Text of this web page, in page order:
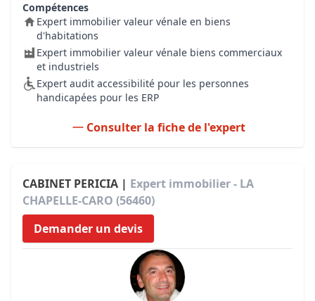
Compétences
Expert immobilier valeur vénale en biens
d'habitations
Expert immobilier valeur vénale biens commerciaux
et industriels
Expert audit accessibilité pour les personnes
handicapées pour les ERP
Consulter la fiche de l'expert
CABINET PERICIA | Expert immobilier - LA
CHAPELLE-CARO (56460)
Demander un devis